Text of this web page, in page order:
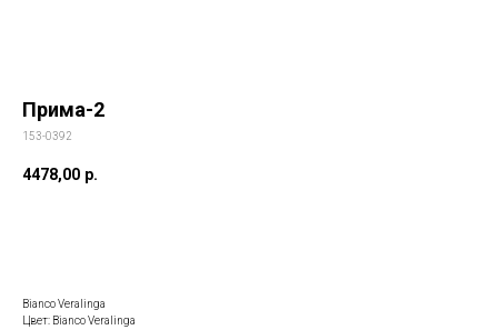
Прима-2
153-0392
4478,00 р.
Bianco Veralinga
Цвет: Bianco Veralinga